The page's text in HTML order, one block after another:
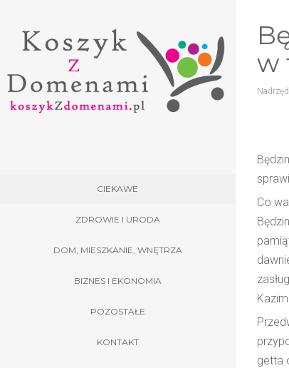
CIEKAWE
ZDROWIE I URODA
DOM, MIESZKANIE, WNĘTRZA
BIZNES I EKONOMIA
POZOSTAŁE
KONTAKT
w
Co
getta